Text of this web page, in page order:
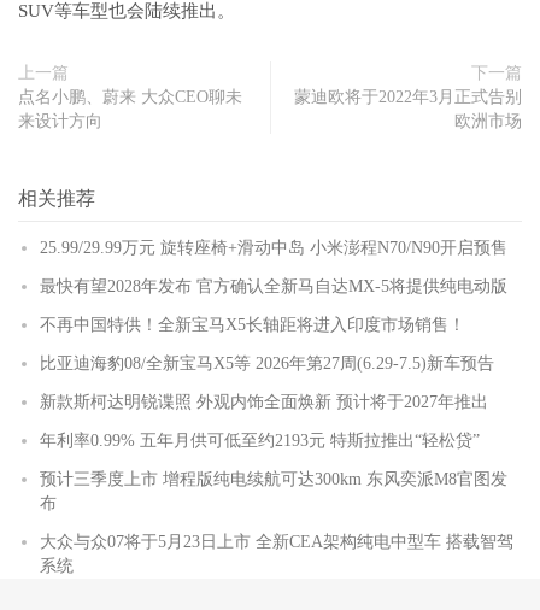
SUV等车型也会陆续推出。
上一篇
点名小鹏、蔚来 大众CEO聊未
来设计方向
下一篇
蒙迪欧将于2022年3月正式告别
欧洲市场
相关推荐
25.99/29.99万元 旋转座椅+滑动中岛 小米澎程N70/N90开启预售
最快有望2028年发布 官方确认全新马自达MX-5将提供纯电动版
不再中国特供！全新宝马X5长轴距将进入印度市场销售！
比亚迪海豹08/全新宝马X5等 2026年第27周(6.29-7.5)新车预告
新款斯柯达明锐谍照 外观内饰全面焕新 预计将于2027年推出
年利率0.99% 五年月供可低至约2193元 特斯拉推出“轻松贷”
预计三季度上市 增程版纯电续航可达300km 东风奕派M8官图发
布
大众与众07将于5月23日上市 全新CEA架构纯电中型车 搭载智驾
系统